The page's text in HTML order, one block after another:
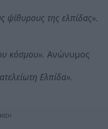
ψίθυρους της ελπίδας».
κόσμου». Ανώνυμος
Ελπίδα».